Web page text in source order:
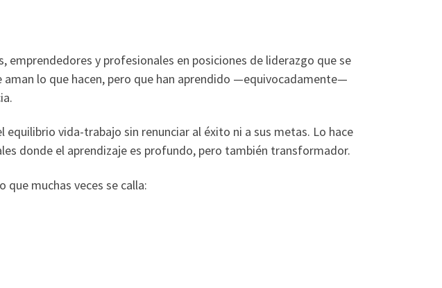
emprendedores y profesionales en posiciones de liderazgo que se
lo que hacen, pero que han aprendido —equivocadamente—
vida-trabajo sin renunciar al éxito ni a sus metas. Lo hace
donde el aprendizaje es profundo, pero también transformador.
muchas veces se calla: